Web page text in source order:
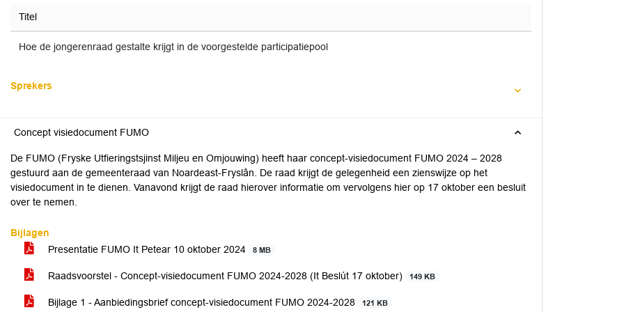
Titel
Hoe de jongerenraad gestalte krijgt in de voorgestelde participatiepool
Sprekers
Concept visiedocument FUMO
De FUMO (Fryske Utfieringstsjinst Miljeu en Omjouwing) heeft haar concept-visiedocument FUMO 2024 – 2028
gestuurd aan de gemeenteraad van Noardeast-Fryslân. De raad krijgt de gelegenheid een zienswijze op het
visiedocument in te dienen. Vanavond krijgt de raad hierover informatie om vervolgens hier op 17 oktober een besluit
over te nemen.
Bijlagen
Presentatie FUMO It Petear 10 oktober 2024
8 MB
Raadsvoorstel - Concept-visiedocument FUMO 2024-2028 (It Beslút 17 oktober) 149 KB
Bijlage 1 - Aanbiedingsbrief concept-visiedocument FUMO 2024-2028 121 KB